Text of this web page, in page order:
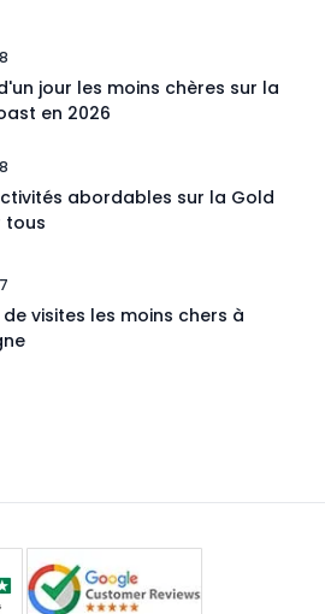
jour les moins chères sur la
en 2026
abordables sur la Gold
tous
visites les moins chers à